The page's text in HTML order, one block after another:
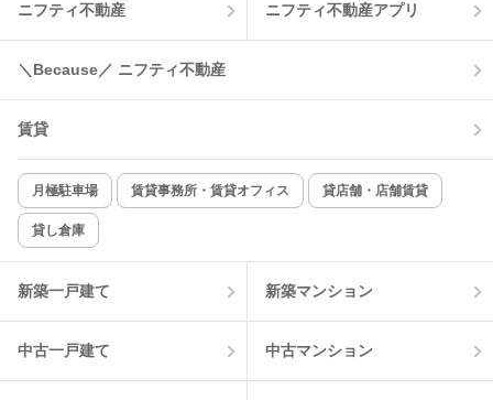
温水洗浄便座 オートロック
コンロ2口以上
新着のみ インターネット無料
該当件数:
物件一覧に反映
ニフティ不動産 ニフティ不動産アプリ
＼Because／ ニフティ不動産
賃貸
月極駐車場 賃貸事務所・賃貸オフィス 貸店舗・店舗賃貸
貸し倉庫
新築一戸建て 新築マンション
中古一戸建て 中古マンション